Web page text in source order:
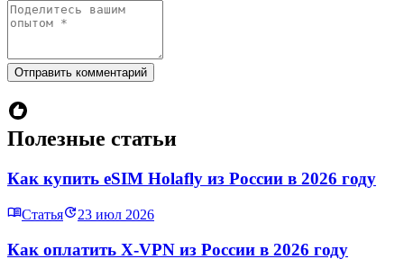
Отправить комментарий
Полезные статьи
Как купить eSIM Holafly из России в 2026 году
Статья 23 июл 2026
Как оплатить X‑VPN из России в 2026 году